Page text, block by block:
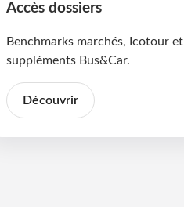
Accès dossiers
Benchmarks marchés, Icotour et
suppléments Bus&Car.
Découvrir